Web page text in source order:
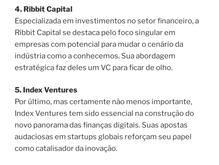
4. Ribbit Capital
Especializada em investimentos no setor financeiro, a
Ribbit Capital se destaca pelo foco singular em
empresas com potencial para mudar o cenário da
indústria como a conhecemos. Sua abordagem
estratégica faz deles um VC para ficar de olho.
5. Index Ventures
Por último, mas certamente não menos importante,
Index Ventures tem sido essencial na construção do
novo panorama das finanças digitais. Suas apostas
audaciosas em startups globais reforçam seu papel
como catalisador da inovação.